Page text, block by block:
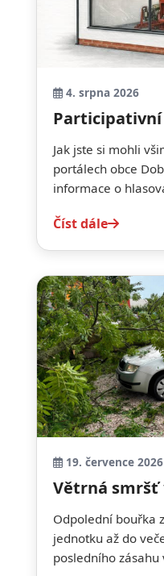
4. srpna 2026
Jak jste si mohli
portálech obce
informace o
Číst dále
19. července 2026
Větrná smršť
Odpolední bouřka
jednotku až do
posledního zásahu